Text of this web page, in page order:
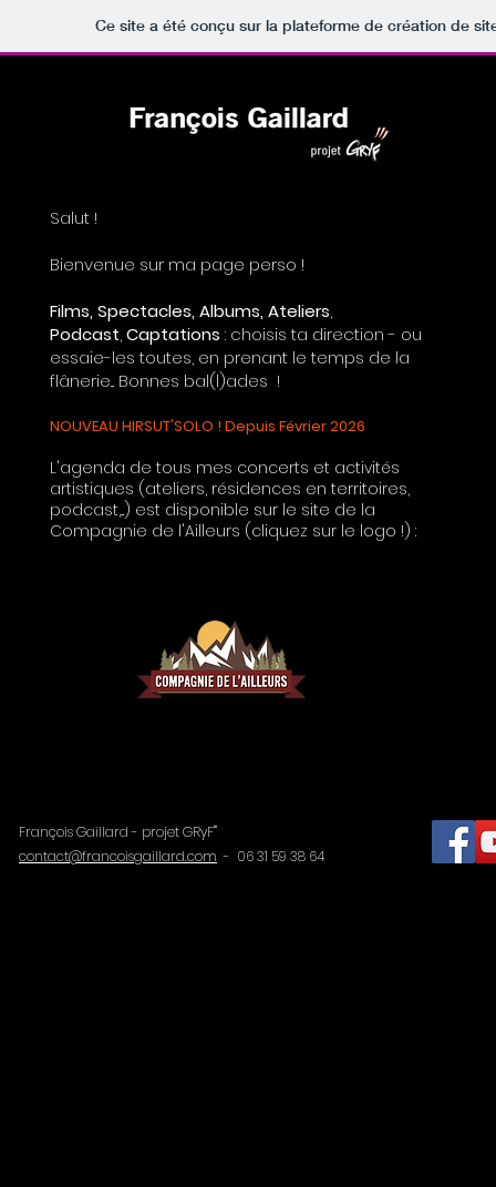
Ce site a été conçu sur la plateforme de création de
Salut !
Bienvenue sur ma page perso !
Films, Spectacles, Albums, Ateliers,
Podcast,Captations : choisis ta direction - ou
essaie-les toutes, en prenant le temps de la
flânerie... ​ Bonnes bal(l)ades !
NOUVEAU HIRSUT'SOLO ! Depuis Février 2026
L'agenda de tous mes concerts et activités
artistiques (ateliers, résidences en territoires,
podcast,...) est disponible sur le site de la
Compagnie de l'Ailleurs (cliquez sur le logo !) :
François Gaillard - projet GRyF'''
contact@francoisgaillard.com - 06 31 59 38 64